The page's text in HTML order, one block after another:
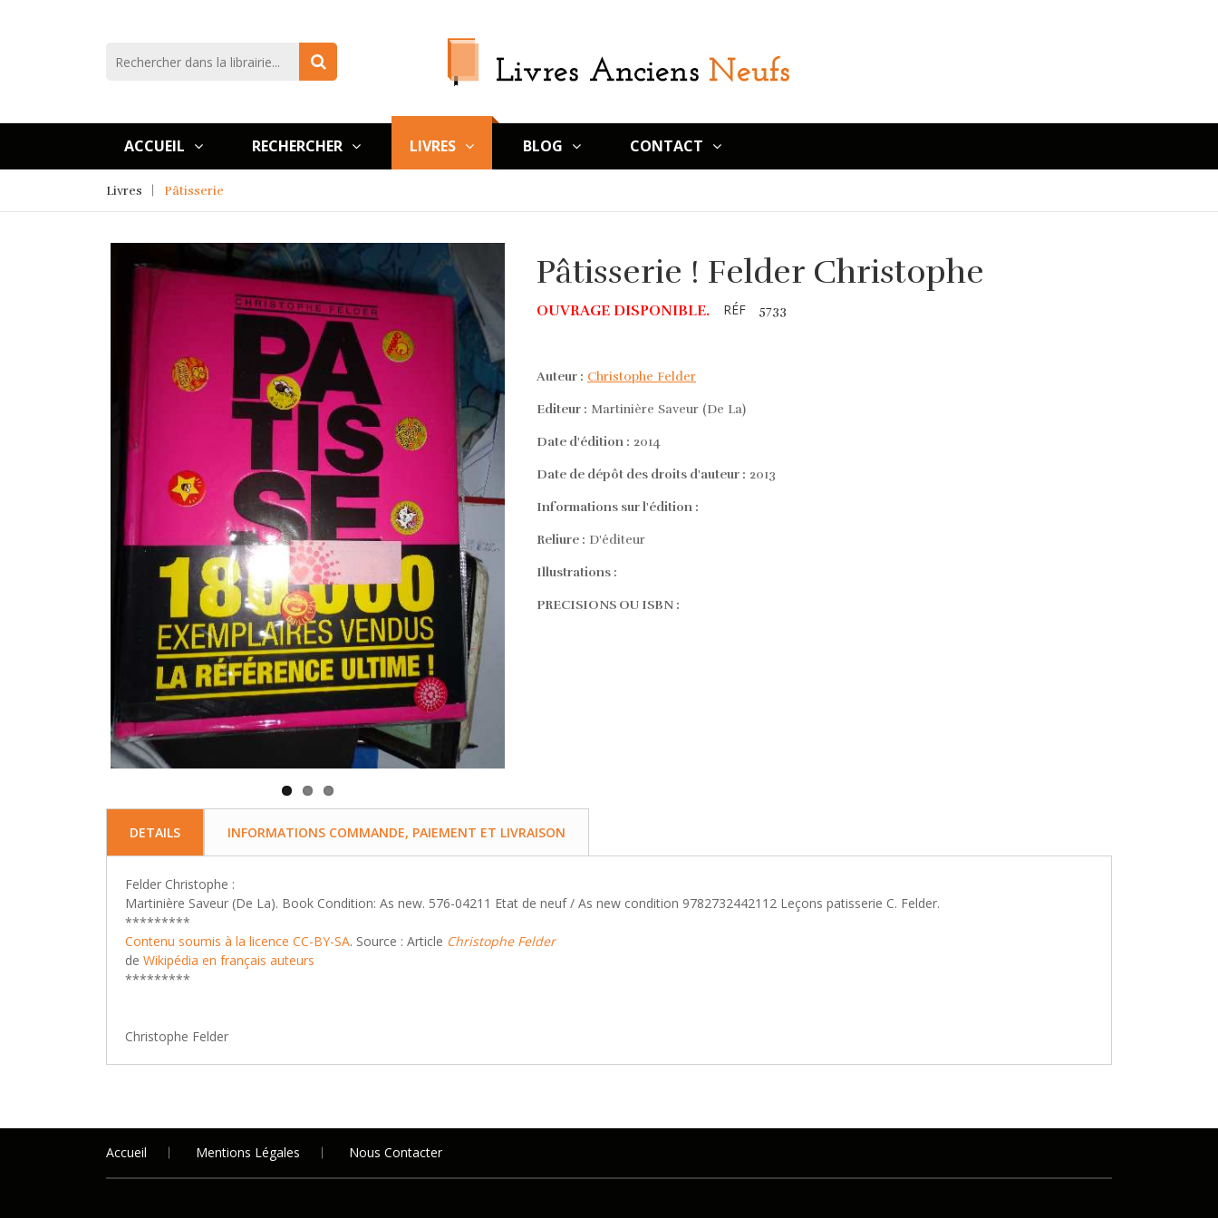
ACCUEIL RECHERCHER LIVRES BLOG CONTACT
Livres Pâtisserie
Pâtisserie ! Felder Christophe
OUVRAGE DISPONIBLE. RÉF 5733
Auteur : Christophe Felder
Editeur : Martinière Saveur (De La)
Date d'édition : 2014
Date de dépôt des droits d'auteur : 2013
Informations sur l'édition :
Reliure : D'éditeur
Illustrations :
PRECISIONS OU ISBN :
DETAILS INFORMATIONS COMMANDE, PAIEMENT ET LIVRAISON
Felder Christophe :
Martinière Saveur (De La). Book Condition: As new. 576-04211 Etat de neuf / As new condition 9782732442112 Leçons patisserie C. Felder.
*********
Contenu soumis à la licence CC-BY-SA. Source : Article Christophe Felder
de Wikipédia en français auteurs
*********
Christophe Felder
Accueil Mentions Légales Nous Contacter